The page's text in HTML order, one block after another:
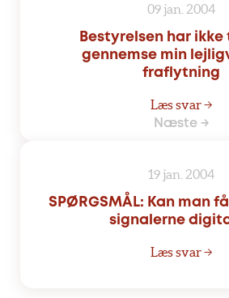
09 jan. 2004
Bestyrelsen har
gennemse min
fraflytning
Læs svar →
Næste →
19 jan. 2004
SPØRGSMÅL: Kan man
signalerne
Læs svar →